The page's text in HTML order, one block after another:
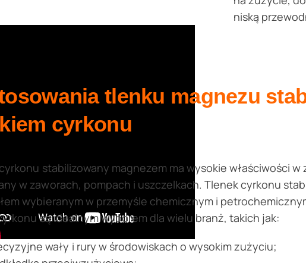
niską
tlenku magnezu
cyrkonu
stabilizowany magnezem ma wysokie właściwości
w zaworach, pompach i uszczelkach. Tlenek cyrkonu
wybieranym w przemyśle chemicznym i
są idealnym wyborem dla wielu branż, takich jak:
wały i rury w środowiskach o wysokim zużyciu;